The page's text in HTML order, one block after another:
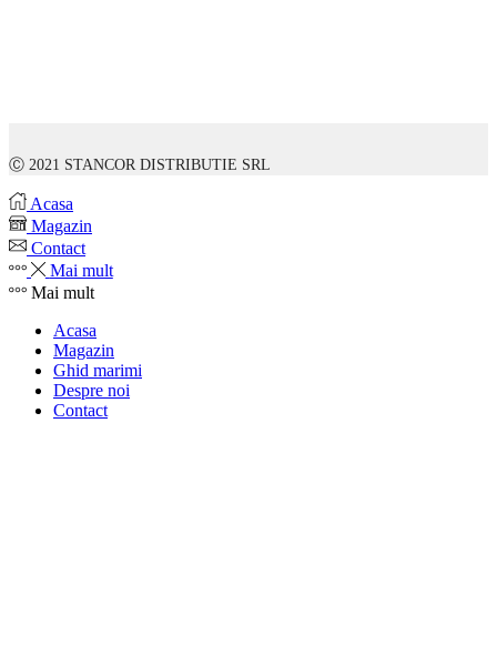
Ⓒ 2021 STANCOR DISTRIBUTIE SRL
Acasa
Magazin
Contact
Mai mult
Mai mult
Acasa
Magazin
Ghid marimi
Despre noi
Contact